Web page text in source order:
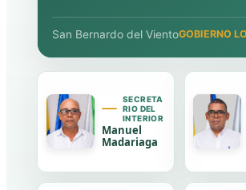
San Bernardo del VientoGOBIERNO
SECRETA
RIO DEL
INTERIOR
Manuel
Madariaga